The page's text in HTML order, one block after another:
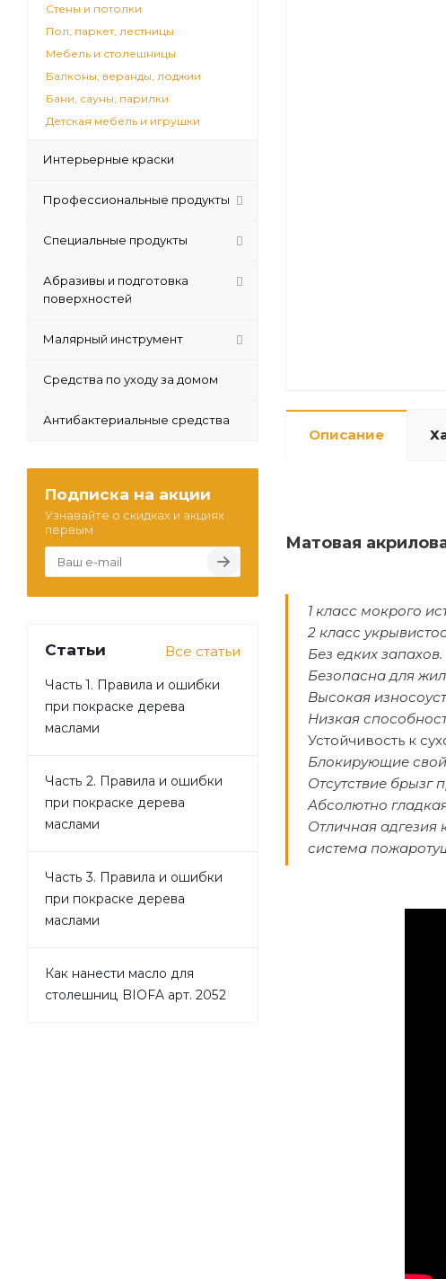
Описание
Матовая
1 класс мокрого
2 класс
Без едких запахов.
Безопасна для
Высокая
Низкая
Устойчивость к
Блокирующие
Отсутствие брызг
Абсолютно
Отличная
система
Стены и потолки
Пол, паркет, лестницы
Мебель и столешницы
Балконы, веранды, лоджии
Бани, сауны, парилки
Детская мебель и игрушки
Интерьерные краски
Профессиональные продукты
Специальные продукты
Абразивы и подготовка
поверхностей
Малярный инструмент
Средства по уходу за домом
Антибактериальные средства
Подписка на акции
Узнавайте о скидках и акциях
первым
Статьи Все статьи
Часть 1. Правила и ошибки
при покраске дерева
маслами
Часть 2. Правила и ошибки
при покраске дерева
маслами
Часть 3. Правила и ошибки
при покраске дерева
маслами
Как нанести масло для
столешниц BIOFA арт. 2052